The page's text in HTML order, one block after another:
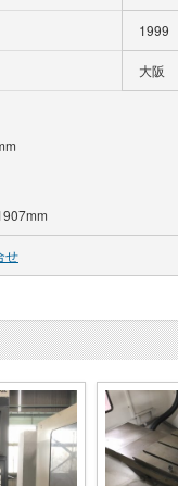
1999
大阪
せ